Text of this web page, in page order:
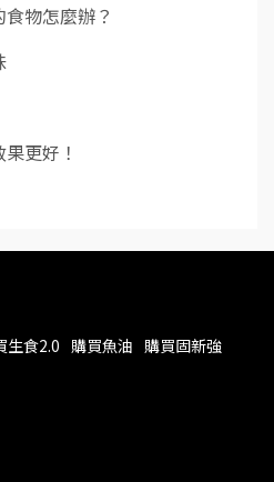
物怎麼辦？
更好！
生食2.0 購買魚油 購買固新強